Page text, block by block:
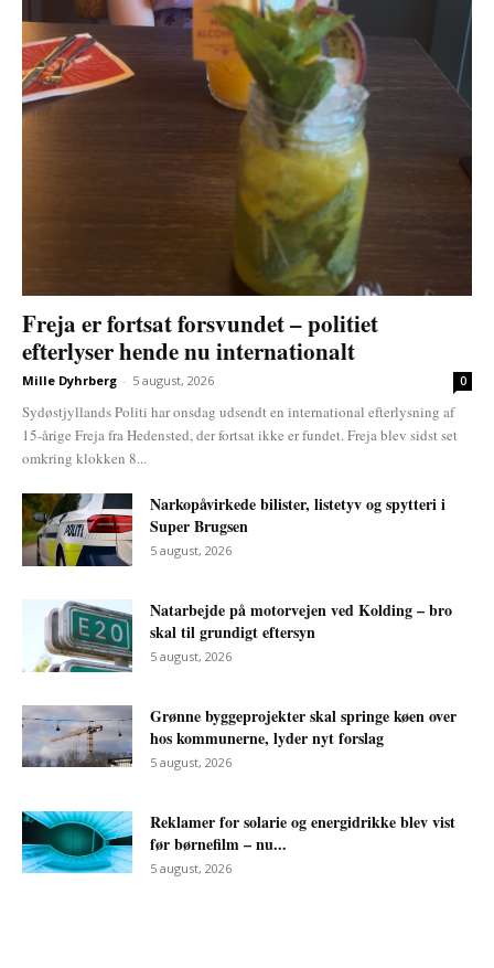
Freja er fortsat forsvundet – politiet
efterlyser hende nu internationalt
Mille Dyhrberg - 5 august, 2026 0
Sydøstjyllands Politi har onsdag udsendt en international efterlysning af
15-årige Freja fra Hedensted, der fortsat ikke er fundet. Freja blev sidst set
omkring klokken 8...
Narkopåvirkede bilister, listetyv og spytteri i
Super Brugsen
5 august, 2026
Natarbejde på motorvejen ved Kolding – bro
skal til grundigt eftersyn
5 august, 2026
Grønne byggeprojekter skal springe køen over
hos kommunerne, lyder nyt forslag
5 august, 2026
Reklamer for solarie og energidrikke blev vist
før børnefilm – nu...
5 august, 2026